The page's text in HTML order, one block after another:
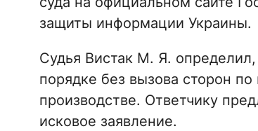
защиты информации Украины.
Судья Вистак М. Я.
порядке без вызова сторон
производстве. Ответчику
исковое заявление.